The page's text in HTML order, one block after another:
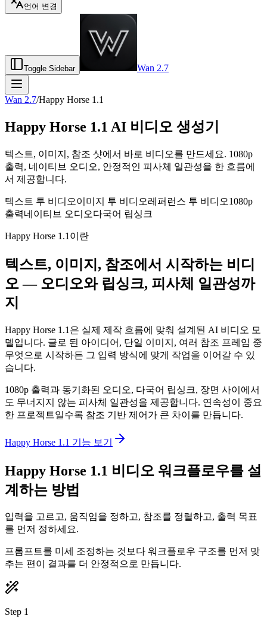
언어 변경
Toggle Sidebar Wan 2.7
Wan 2.7/Happy Horse 1.1
Happy Horse 1.1 AI 비디오 생성기
텍스트, 이미지, 참조 샷에서 바로 비디오를 만드세요. 1080p
출력, 네이티브 오디오, 안정적인 피사체 일관성을 한 흐름에
서 제공합니다.
텍스트 투 비디오이미지 투 비디오레퍼런스 투 비디오1080p
출력네이티브 오디오다국어 립싱크
Happy Horse 1.1이란
텍스트, 이미지, 참조에서 시작하는 비디
오 — 오디오와 립싱크, 피사체 일관성까
지
Happy Horse 1.1은 실제 제작 흐름에 맞춰 설계된 AI 비디오 모
델입니다. 글로 된 아이디어, 단일 이미지, 여러 참조 프레임 중
무엇으로 시작하든 그 입력 방식에 맞게 작업을 이어갈 수 있
습니다.
1080p 출력과 동기화된 오디오, 다국어 립싱크, 장면 사이에서
도 무너지지 않는 피사체 일관성을 제공합니다. 연속성이 중요
한 프로젝트일수록 참조 기반 제어가 큰 차이를 만듭니다.
Happy Horse 1.1 기능 보기
Happy Horse 1.1 비디오 워크플로우를 설
계하는 방법
입력을 고르고, 움직임을 정하고, 참조를 정렬하고, 출력 목표
를 먼저 정하세요.
프롬프트를 미세 조정하는 것보다 워크플로우 구조를 먼저 맞
추는 편이 결과를 더 안정적으로 만듭니다.
Step 1